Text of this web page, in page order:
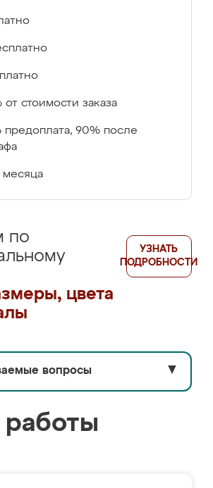
от стоимости заказа
предоплата, 90% после
месяца
по
цвета
УЗНАТЬ
ПОДРОБНОСТИ
вопросы ▼